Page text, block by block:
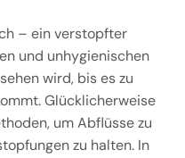
– ein verstopfter
und unhygienischen
wird, bis es zu
Glücklicherweise
um Abflüsse zu
zu halten. In